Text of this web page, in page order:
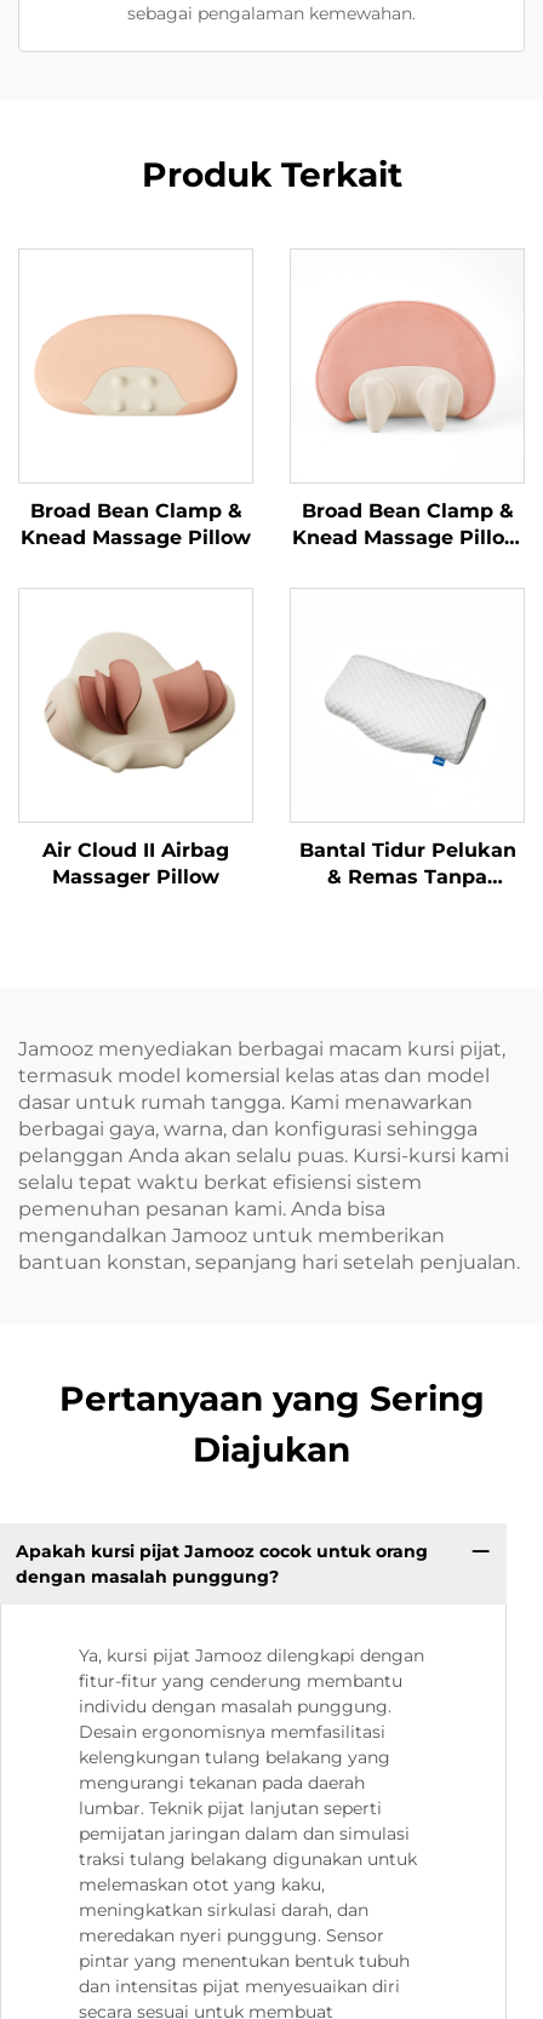
sebagai pengalaman kemewahan.
Produk Terkait
Broad Bean Clamp &
Knead Massage Pillow
Broad Bean Clamp &
Knead Massage Pillow
Air Cloud II Airbag
Massager Pillow
Bantal Tidur Pelukan
& Remas Tanpa
Jamooz menyediakan berbagai macam kursi pijat,
termasuk model komersial kelas atas dan model
dasar untuk rumah tangga. Kami menawarkan
berbagai gaya, warna, dan konfigurasi sehingga
pelanggan Anda akan selalu puas. Kursi-kursi kami
selalu tepat waktu berkat efisiensi sistem
pemenuhan pesanan kami. Anda bisa
mengandalkan Jamooz untuk memberikan
bantuan konstan, sepanjang hari setelah penjualan.
Pertanyaan yang Sering
Diajukan
Apakah kursi pijat Jamooz cocok untuk orang
dengan masalah punggung?
Ya, kursi pijat Jamooz dilengkapi dengan
fitur-fitur yang cenderung membantu
individu dengan masalah punggung.
Desain ergonomisnya memfasilitasi
kelengkungan tulang belakang yang
mengurangi tekanan pada daerah
lumbar. Teknik pijat lanjutan seperti
pemijatan jaringan dalam dan simulasi
traksi tulang belakang digunakan untuk
melemaskan otot yang kaku,
meningkatkan sirkulasi darah, dan
meredakan nyeri punggung. Sensor
pintar yang menentukan bentuk tubuh
dan intensitas pijat menyesuaikan diri
secara sesuai untuk membuat